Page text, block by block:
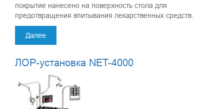
покрытие нанесено на поверхность стола для
предотвращения впитывания лекарственных средств.
Далее
ЛОР-установка NET-4000